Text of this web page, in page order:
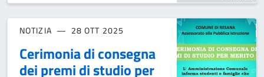
NOTIZIA 28 OTT 2025
Cerimonia di consegna
dei premi di studio per